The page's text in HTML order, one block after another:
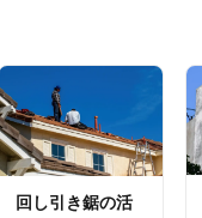
回し引き鋸の活